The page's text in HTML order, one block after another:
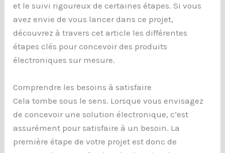
et le suivi rigoureux de certaines étapes. Si vous
avez envie de vous lancer dans ce projet,
découvrez à travers cet article les différentes
étapes clés pour concevoir des produits
électroniques sur mesure.
Comprendre les besoins à satisfaire
Cela tombe sous le sens. Lorsque vous envisagez
de concevoir une solution électronique, c’est
assurément pour satisfaire à un besoin. La
première étape de votre projet est donc de